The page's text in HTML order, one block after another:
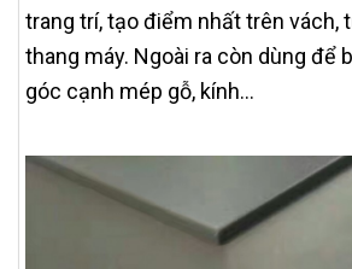
trang trí, tạo điểm nhất trên vách,
thang máy. Ngoài ra còn dùng để
góc cạnh mép gỗ, kính…